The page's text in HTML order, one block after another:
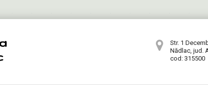
Str. 1
Nădlac, jud.
cod: 315500